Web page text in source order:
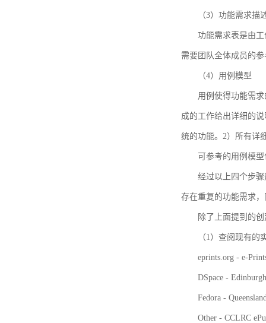
（3）功能需求描
功能需求表是由
需要团队全体成员的
（4）用例模型
用例使得功能需
成的工作给出详细的
统的功能。2）所有详
可参考的用例模
经过以上四个步
存在重复的功能需求
除了上面提到的
（1）查阅现有的
eprints.org - e-
DSpace -
Fedora -
Other - CCLRC